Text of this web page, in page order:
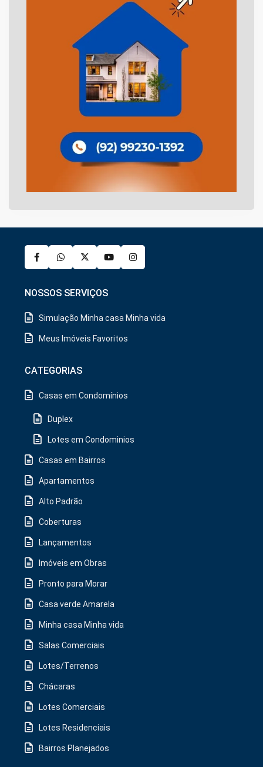
NOSSOS SERVIÇOS
Simulação Minha casa Minha vida
Meus Imóveis Favoritos
CATEGORIAS
Casas em Condomínios
Duplex
Lotes em Condominios
Casas em Bairros
Apartamentos
Alto Padrão
Coberturas
Lançamentos
Imóveis em Obras
Pronto para Morar
Casa verde Amarela
Minha casa Minha vida
Salas Comerciais
Lotes/Terrenos
Chácaras
Lotes Comerciais
Lotes Residenciais
Bairros Planejados